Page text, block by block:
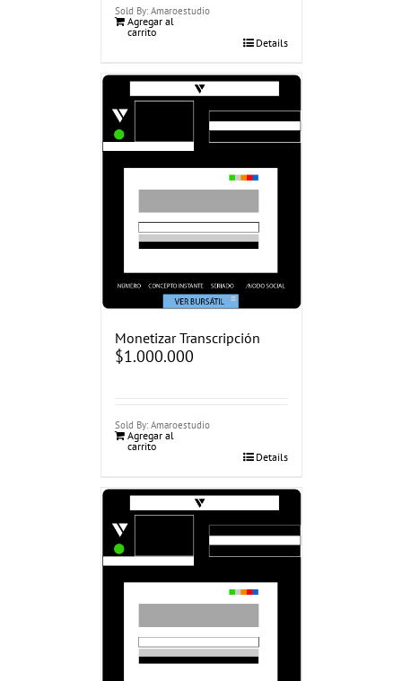
Sold By: Amaroestudio
Agregar al
carrito
Details
Monetizar Transcripción
$1.000.000
Sold By: Amaroestudio
Agregar al
carrito
Details